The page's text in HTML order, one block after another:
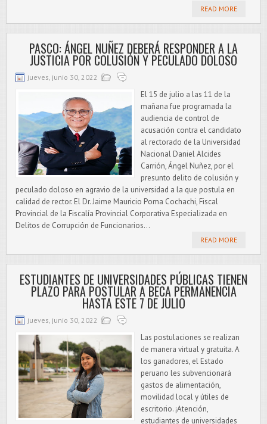
READ MORE
PASCO: ÁNGEL NUÑEZ DEBERÁ RESPONDER A LA
JUSTICIA POR COLUSIÓN Y PECULADO DOLOSO
jueves, junio 30, 2022
El 15 de julio a las 11 de la
mañana fue programada la
audiencia de control de
acusación contra el candidato
al rectorado de la Universidad
Nacional Daniel Alcides
Carrión, Ángel Nuñez, por el
presunto delito de colusión y
peculado doloso en agravio de la universidad a la que postula en
calidad de rector. El Dr. Jaime Mauricio Poma Cochachi, Fiscal
Provincial de la Fiscalía Provincial Corporativa Especializada en
Delitos de Corrupción de Funcionarios...
READ MORE
ESTUDIANTES DE UNIVERSIDADES PÚBLICAS TIENEN
PLAZO PARA POSTULAR A BECA PERMANENCIA
HASTA ESTE 7 DE JULIO
jueves, junio 30, 2022
Las postulaciones se realizan
de manera virtual y gratuita. A
los ganadores, el Estado
peruano les subvencionará
gastos de alimentación,
movilidad local y útiles de
escritorio. ¡Atención,
estudiantes de universidades